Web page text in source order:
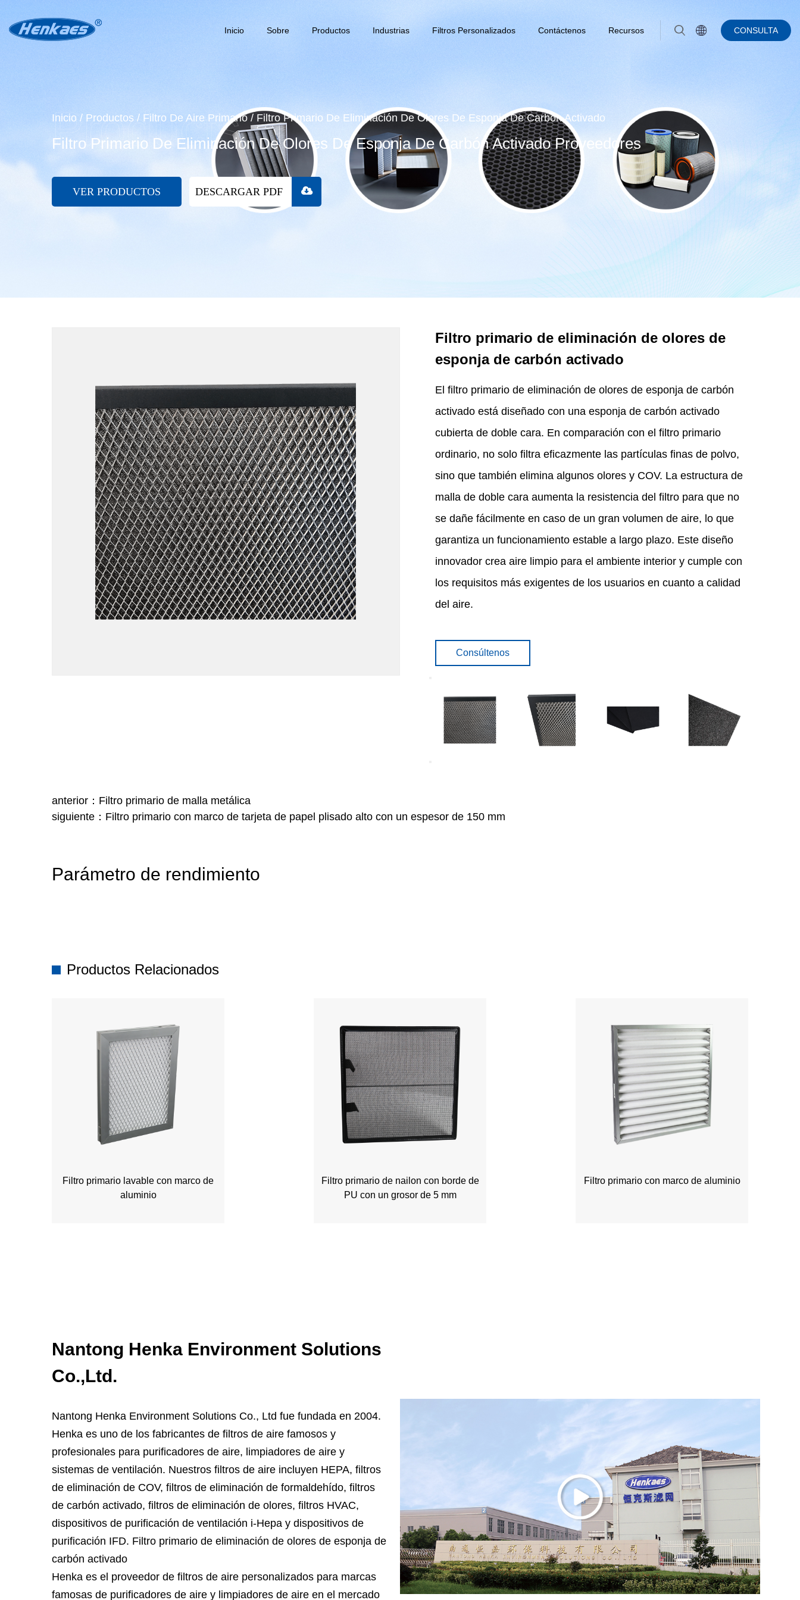
Inicio Sobre Productos Industrias Filtros Personalizados Contáctenos Recursos CONSULTA
Inicio / Productos / Filtro De Aire Primario / Filtro Primario De Eliminación De Olores De Esponja De Carbón Activado
Filtro Primario De Eliminación De Olores De Esponja De Carbón Activado Proveedores
VER PRODUCTOS DESCARGAR PDF
Filtro primario de eliminación de olores de
esponja de carbón activado
El filtro primario de eliminación de olores de esponja de carbón
activado está diseñado con una esponja de carbón activado
cubierta de doble cara. En comparación con el filtro primario
ordinario, no solo filtra eficazmente las partículas finas de polvo,
sino que también elimina algunos olores y COV. La estructura de
malla de doble cara aumenta la resistencia del filtro para que no
se dañe fácilmente en caso de un gran volumen de aire, lo que
garantiza un funcionamiento estable a largo plazo. Este diseño
innovador crea aire limpio para el ambiente interior y cumple con
los requisitos más exigentes de los usuarios en cuanto a calidad
del aire.
Consúltenos
anterior：Filtro primario de malla metálica
siguiente：Filtro primario con marco de tarjeta de papel plisado alto con un espesor de 150 mm
Parámetro de rendimiento
Productos Relacionados
Filtro primario lavable con marco de
aluminio
Filtro primario de nailon con borde de
PU con un grosor de 5 mm
Filtro primario con marco de aluminio
Nantong Henka Environment Solutions
Co.,Ltd.
Nantong Henka Environment Solutions Co., Ltd fue fundada en 2004.
Henka es uno de los fabricantes de filtros de aire famosos y
profesionales para purificadores de aire, limpiadores de aire y
sistemas de ventilación. Nuestros filtros de aire incluyen HEPA, filtros
de eliminación de COV, filtros de eliminación de formaldehído, filtros
de carbón activado, filtros de eliminación de olores, filtros HVAC,
dispositivos de purificación de ventilación i-Hepa y dispositivos de
purificación IFD. Filtro primario de eliminación de olores de esponja de
carbón activado
Henka es el proveedor de filtros de aire personalizados para marcas
famosas de purificadores de aire y limpiadores de aire en el mercado